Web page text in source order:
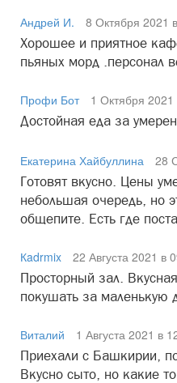
Андрей И.
8 Октября 2021
Хорошее и приятное
пьяных морд .персонал
Профи Бот
1 Октября 2021
Достойная еда за
Екатерина Хайбуллина
28
Готовят вкусно. Цены
небольшая очередь, но
общепите. Есть где
Кadrmix
22 Августа 2021 в
Просторный зал.
покушать за маленькую
Виталий
1 Августа 2021 в
Приехали с Башкирии,
Вкусно сыто, но какие